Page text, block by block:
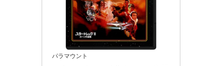
パラマウント